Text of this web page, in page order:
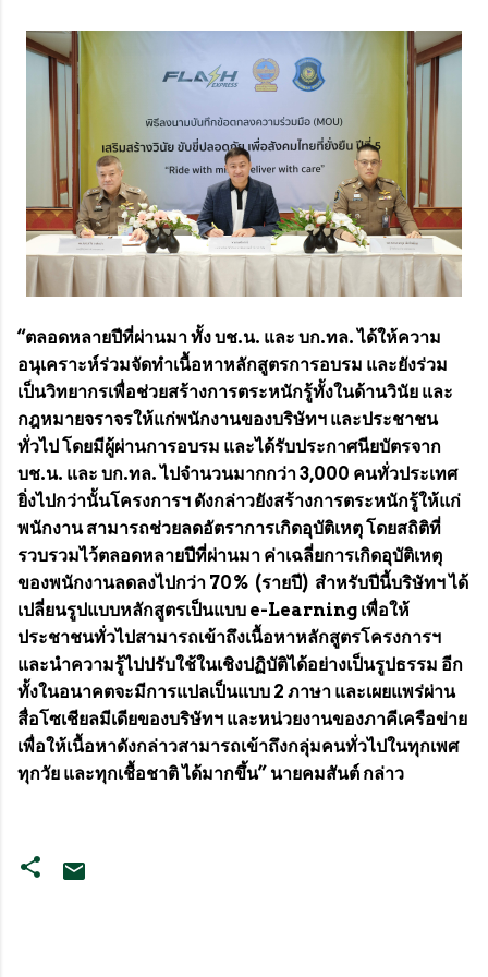
“ตลอดหลายปีที่ผ่านมา ทั้ง บช.น. และ บก.ทล. ได้ให้ความ
อนุเคราะห์ร่วมจัดทำเนื้อหาหลักสูตรการอบรม และยังร่วม
เป็นวิทยากรเพื่อช่วยสร้างการตระหนักรู้ทั้งในด้านวินัย และ
กฎหมายจราจรให้แก่พนักงานของบริษัทฯ และประชาชน
ทั่วไป โดยมีผู้ผ่านการอบรม และได้รับประกาศนียบัตรจาก
บช.น. และ บก.ทล. ไปจำนวนมากกว่า 3,000 คนทั่วประเทศ
ยิ่งไปกว่านั้นโครงการฯ ดังกล่าวยังสร้างการตระหนักรู้ให้แก่
พนักงาน สามารถช่วยลดอัตราการเกิดอุบัติเหตุ โดยสถิติที่
รวบรวมไว้ตลอดหลายปีที่ผ่านมา ค่าเฉลี่ยการเกิดอุบัติเหตุ
ของพนักงานลดลงไปกว่า 70% (รายปี) สำหรับปีนี้บริษัทฯ ได้
เปลี่ยนรูปแบบหลักสูตรเป็นแบบ e-Learning เพื่อให้
ประชาชนทั่วไปสามารถเข้าถึงเนื้อหาหลักสูตรโครงการฯ
และนำความรู้ไปปรับใช้ในเชิงปฏิบัติได้อย่างเป็นรูปธรรม อีก
ทั้งในอนาคตจะมีการแปลเป็นแบบ 2 ภาษา และเผยแพร่ผ่าน
สื่อโซเชียลมีเดียของบริษัทฯ และหน่วยงานของภาคีเครือข่าย
เพื่อให้เนื้อหาดังกล่าวสามารถเข้าถึงกลุ่มคนทั่วไปในทุกเพศ
ทุกวัย และทุกเชื้อชาติ ได้มากขึ้น” นายคมสันต์ กล่าว